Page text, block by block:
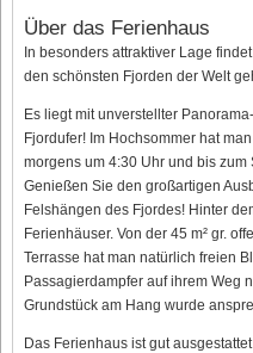
Über das Ferienhaus
In besonders attraktiver Lage
den schönsten Fjorden der Welt
Es liegt mit unverstellter
Fjordufer! Im Hochsommer hat
morgens um 4:30 Uhr und bis
Genießen Sie den großartigen
Felshängen des Fjordes! Hinter
Ferienhäuser. Von der 45 m² gr.
Terrasse hat man natürlich freien
Passagierdampfer auf ihrem Weg
Grundstück am Hang wurde
Das Ferienhaus ist gut